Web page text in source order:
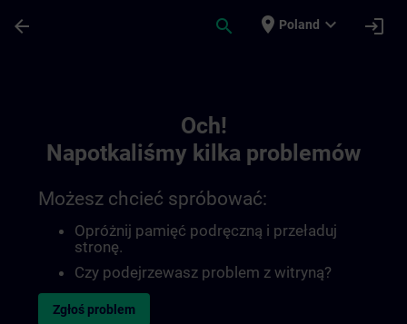
arrow_back search place Poland expand_more login
Och!
Napotkaliśmy kilka problemów
Możesz chcieć spróbować:
Opróżnij pamięć podręczną i przeładuj
stronę.
Czy podejrzewasz problem z witryną?
Zgłoś problem